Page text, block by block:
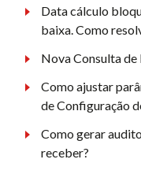
Data cálculo
baixa. Como
Nova Consulta de
Como ajustar
de Configuração
Como gerar
receber?